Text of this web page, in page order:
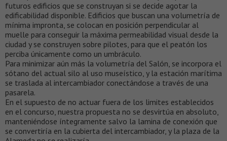
futuros edificios que se construyan si se decide agotar la
edificabilidad disponible. Edificios que buscan una volumetría de
mínima impronta, se colocan en posición perpendicular al
muelle para conseguir la máxima permeabilidad visual desde la
ciudad y se construyen sobre pilotes, para que el peatón los
perciba únicamente como un umbráculo.
Para minimizar aún más la volumetría del Salón, se incorpora el
sótano del actual silo al uso museístico, y la estación marítima
se traslada al intercambiador conectándose a través de una
pasarela.
En el supuesto de no actuar fuera de los limites establecidos
en el concurso, nuestra propuesta no se desvirtúa en absoluto,
manteniéndose íntegramente salvo la lamina de conexión que
se convertiría en la cubierta del intercambiador, y la plaza de la